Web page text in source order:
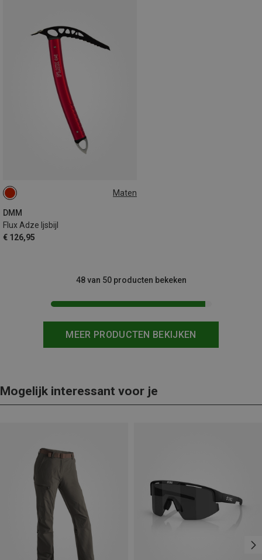
Maten
DMM
Flux Adze Ijsbijl
€ 126,95
35CM
MEER PRODUCTEN BEKIJKEN
48 van 50 producten bekeken
Mogelijk interessant voor je